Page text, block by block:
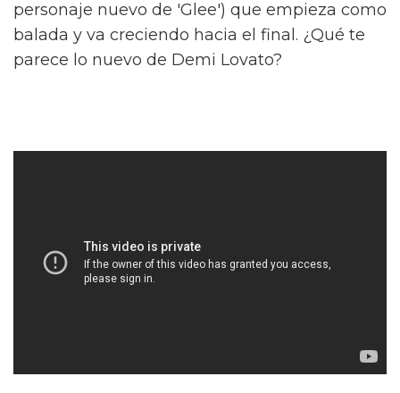
personaje nuevo de 'Glee') que empieza como
balada y va creciendo hacia el final. ¿Qué te
parece lo nuevo de Demi Lovato?